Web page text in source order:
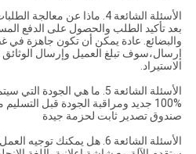
الأسئلة الشائعة 4. ماذا عن معالجة الطلبات ووقت التنفيذ؟
بعد تأكيد الطلب والحصول على الدفع
إرسال،سوف تبلغ العميل وإرسال
الاستيراد.
الأسئلة الشائعة 5. ما هي الجودة التي سيتم ضمانها؟
100% جديد ومراقبة الجودة قبل التسليم من المصنع
صندوق تصدير ثابت لحزمة جيدة
الأسئلة الشائعة 6. هل يمكنك توجيه العمل؟